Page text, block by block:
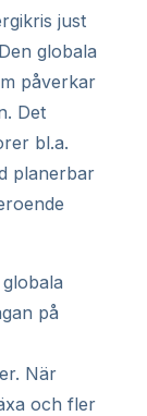
just
globala
påverkar
Det
bl.a.
planerbar
på
När
och fler